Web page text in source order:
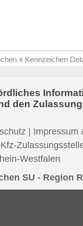
» Kennzeichen
den
| Impressum
Kfz-
Westfalen
SU - Region